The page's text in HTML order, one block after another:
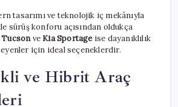
tasarımı ve teknolojik iç mekânıyla
sürüş konforu açısından oldukça
veKia Sportageise dayanıklılık
için ideal seçeneklerdir.
ve Hibrit Araç